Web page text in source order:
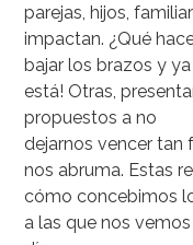
parejas, hijos,
impactan. ¿Qué
bajar los brazos y ya
está! Otras,
propuestos a no
dejarnos vencer tan
nos abruma. Estas
cómo concebimos
a las que nos